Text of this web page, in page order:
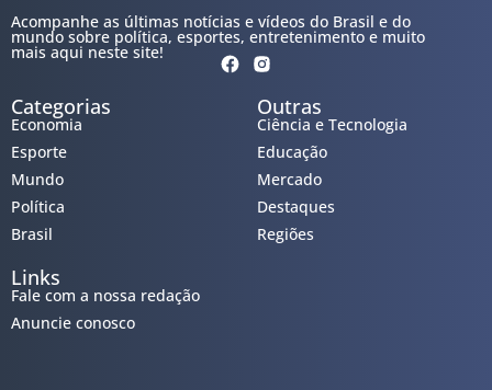
Acompanhe as últimas notícias e vídeos do Brasil e do
mundo sobre política, esportes, entretenimento e muito
mais aqui neste site!
Categorias
Economia
Esporte
Mundo
Política
Brasil
Outras
Ciência e Tecnologia
Educação
Mercado
Destaques
Regiões
Links
Fale com a nossa redação
Anuncie conosco